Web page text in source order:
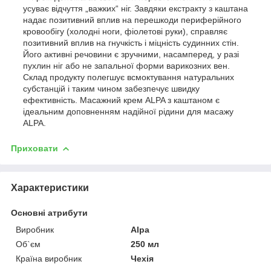
усуває відчуття „важких“ ніг. Завдяки екстракту з каштана
надає позитивний вплив на перешкоди периферійного
кровообігу (холодні ноги, фіолетові руки), справляє
позитивний вплив на гнучкість і міцність судинних стін.
Його активні речовини є зручними, насамперед, у разі
пухлин ніг або не запальної форми варикозних вен.
Склад продукту полегшує всмоктування натуральних
субстанцій і таким чином забезпечує швидку
ефективність. Масажний крем ALPA з каштаном є
ідеальним доповненням надійної рідини для масажу
ALPA.
Приховати
Характеристики
Основні атрибути
Виробник
Alpa
Об`єм
250 мл
Країна виробник
Чехія